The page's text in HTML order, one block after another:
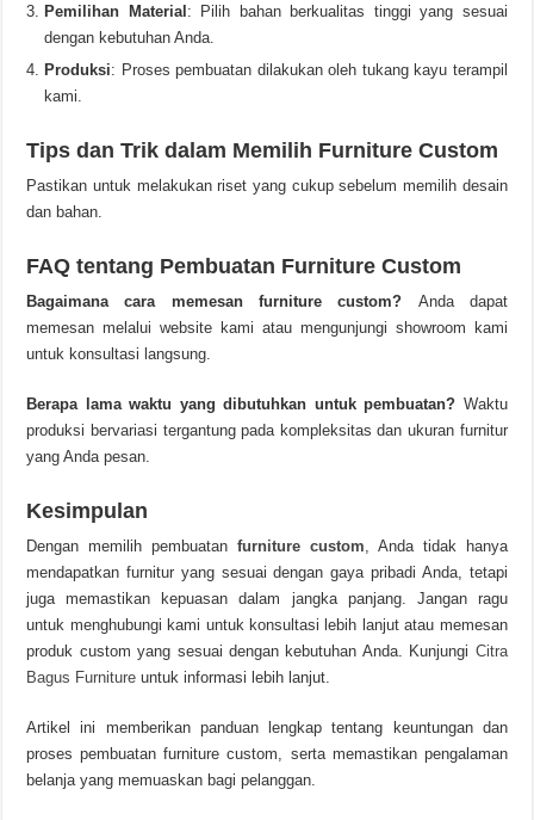
Pemilihan Material : Pilih bahan berkualitas tinggi yang sesuai
dengan kebutuhan Anda.
Produksi: Proses pembuatan dilakukan oleh tukang kayu terampil
kami.
Tips dan Trik dalam Memilih Furniture Custom
Pastikan untuk melakukan riset yang cukup sebelum memilih desain
dan bahan.
FAQ tentang Pembuatan Furniture Custom
Bagaimana cara memesan furniture custom? Anda dapat
memesan melalui website kami atau mengunjungi showroom kami
untuk konsultasi langsung.
Berapa lama waktu yang dibutuhkan untuk pembuatan? Waktu
produksi bervariasi tergantung pada kompleksitas dan ukuran furnitur
yang Anda pesan.
Kesimpulan
Dengan memilih pembuatanfurniture custom, Anda tidak hanya
mendapatkan furnitur yang sesuai dengan gaya pribadi Anda, tetapi
juga memastikan kepuasan dalam jangka panjang. Jangan ragu
untuk menghubungi kami untuk konsultasi lebih lanjut atau memesan
produk custom yang sesuai dengan kebutuhan Anda. Kunjungi Citra
Bagus Furniture untuk informasi lebih lanjut.
Artikel ini memberikan panduan lengkap tentang keuntungan dan
proses pembuatan furniture custom, serta memastikan pengalaman
belanja yang memuaskan bagi pelanggan.